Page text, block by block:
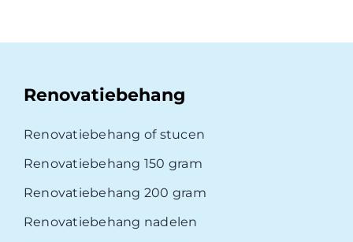
Renovatiebehang
Renovatiebehang of stucen
Renovatiebehang 150 gram
Renovatiebehang 200 gram
Renovatiebehang nadelen